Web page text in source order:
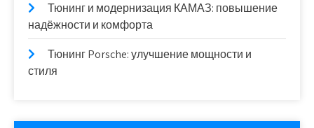
Тюнинг и модернизация КАМАЗ: повышение
надёжности и комфорта
Тюнинг Porsche: улучшение мощности и
стиля